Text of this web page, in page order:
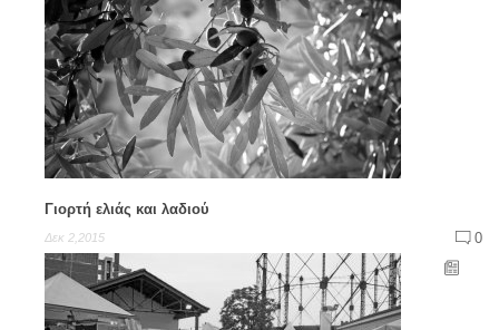
Γιορτή ελιάς και λαδιού
Δεκ 2,2015 0